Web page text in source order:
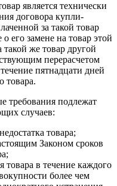
является технически
договора купли-
за такой товар
его замене на товар этой
же товар другой
перерасчетом
пятнадцати дней
товара.
требования подлежат
случаев:
товара;
Законом сроков
товара в течение каждого
более чем